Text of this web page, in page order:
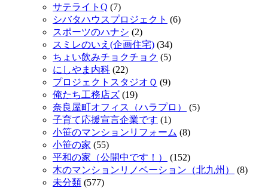
サテライトQ (7)
シバタハウスプロジェクト (6)
スポーツのハナシ (2)
スミレのいえ(企画住宅) (34)
ちょい飲みチョクチョク (5)
にしやま内科 (22)
プロジェクトスタジオＱ (9)
俺たち工務店ズ (19)
奈良屋町オフィス（ハラプロ）
(5)
子育て応援宣言企業です (1)
小笹のマンションリフォーム (8)
小笹の家 (55)
平和の家（公開中です！）
(152)
木のマンションリノベーション（北九州）
(8)
未分類 (577)